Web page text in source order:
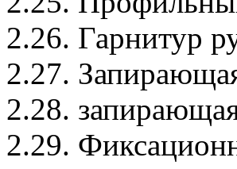
2.26. Гарнитур
2.27.
2.28.
2.29.